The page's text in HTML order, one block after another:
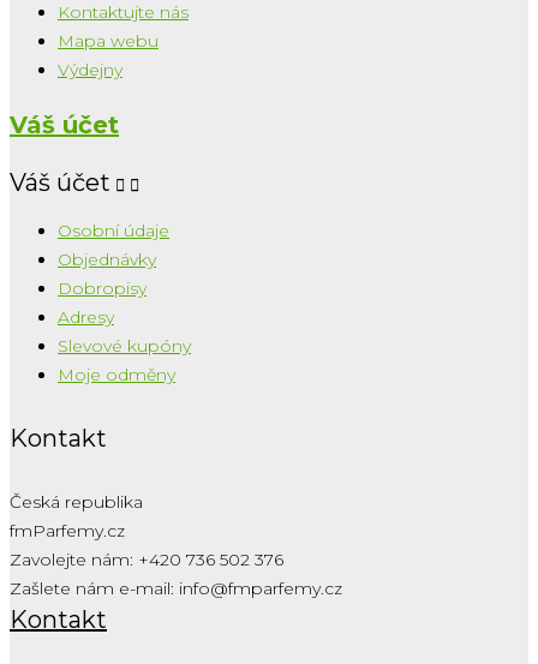
Kontaktujte nás
Mapa webu
Výdejny
Váš účet
Váš účet  
Osobní údaje
Objednávky
Dobropisy
Adresy
Slevové kupóny
Moje odměny
Kontakt
Česká republika
fmParfemy.cz
Zavolejte nám: +420 736 502 376
Zašlete nám e-mail: info@fmparfemy.cz
Kontakt